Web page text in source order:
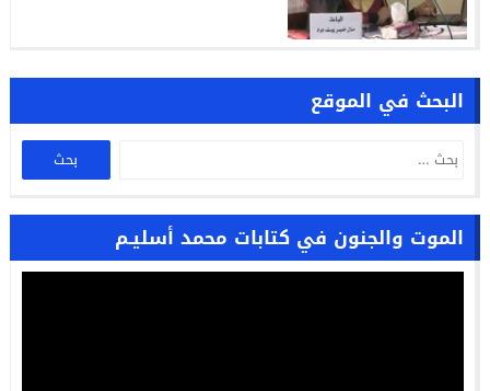
البحث في الموقع
الموت والجنون في كتابات محمد أسليـم
مشغل